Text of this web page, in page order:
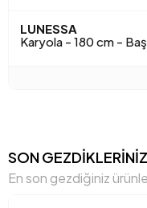
LUNESSA
Karyola - 180 cm -
SON GEZDİKLERİNİZ
En son gezdiğiniz